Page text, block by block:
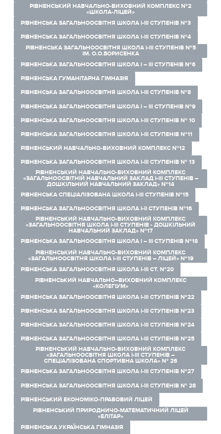
РІВНЕНСЬКИЙ НАВЧАЛЬНО-ВИХОВНИЙ КОМПЛЕКС №2
«ШКОЛА-ЛІЦЕЙ»
РІВНЕНСЬКА ЗАГАЛЬНООСВІТНЯ ШКОЛА І-ІІІ СТУПЕНІВ №3
РІВНЕНСЬКА ЗАГАЛЬНООСВІТНЯ ШКОЛА І-ІІІ СТУПЕНІВ №4
РІВНЕНСЬКА ЗАГАЛЬНООСВІТНЯ ШКОЛА І-ІІІ СТУПЕНІВ №5
ІМ. О.О.БОРИСЕНКА
РІВНЕНСЬКА ЗАГАЛЬНООСВІТНЯ ШКОЛА І – ІІІ СТУПЕНІВ №6
РІВНЕНСЬКА ГУМАНІТАРНА ГІМНАЗІЯ
РІВНЕНСЬКА ЗАГАЛЬНООСВІТНЯ ШКОЛА І-ІІІ СТУПЕНІВ №8
РІВНЕНСЬКА ЗАГАЛЬНООСВІТНЯ ШКОЛА I – III СТУПЕНІВ №9
РІВНЕНСЬКА ЗАГАЛЬНООСВІТНЯ ШКОЛА І-ІІІ СТУПЕНІВ № 10
РІВНЕНСЬКА ЗАГАЛЬНООСВІТНЯ ШКОЛА І-ІІІ СТУПЕНІВ №11
РІВНЕНСЬКИЙ НАВЧАЛЬНО-ВИХОВНИЙ КОМПЛЕКС №12
РІВНЕНСЬКА ЗАГАЛЬНООСВІТНЯ ШКОЛА І-ІІІ СТУПЕНІВ № 13
РІВНЕНСЬКИЙ НАВЧАЛЬНО-ВИХОВНИЙ КОМПЛЕКС
«ЗАГАЛЬНООСВІТНІЙ НАВЧАЛЬНИЙ ЗАКЛАД І-ІІІ СТУПЕНІВ –
ДОШКІЛЬНИЙ НАВЧАЛЬНИЙ ЗАКЛАД» №14
РІВНЕНСЬКА СПЕЦІАЛІЗОВАНА ШКОЛА І-ІІІ СТУПЕНІВ №15
РІВНЕНСЬКА ЗАГАЛЬНООСВІТНЯ ШКОЛА І-ІІ СТУПЕНІВ №16
РІВНЕНСЬКИЙ НАВЧАЛЬНО-ВИХОВНИЙ КОМПЛЕКС
«ЗАГАЛЬНООСВІТНЯ ШКОЛА І-ІІІ СТУПЕНІВ - ДОШКІЛЬНИЙ
НАВЧАЛЬНИЙ ЗАКЛАД» №17
РІВНЕНСЬКА ЗАГАЛЬНООСВІТНЯ ШКОЛА І – ІІІ СТУПЕНІВ №18
РІВНЕНСЬКИЙ НАВЧАЛЬНО-ВИХОВНИЙ КОМПЛЕКС
«ЗАГАЛЬНООСВІТНЯ ШКОЛА І-ІІІ СТУПЕНІВ – ЛІЦЕЙ» №19
РІВНЕНСЬКА ЗАГАЛЬНООСВІТНЯ ШКОЛА І-ІІІ СТ. №20
РІВНЕНСЬКИЙ НАВЧАЛЬНО–ВИХОВНИЙ КОМПЛЕКС
«КОЛЕГІУМ»
РІВНЕНСЬКА ЗАГАЛЬНООСВІТНЯ ШКОЛА І-ІІІ СТУПЕНІВ №22
РІВНЕНСЬКА ЗАГАЛЬНООСВІТНЯ ШКОЛА І-ІІІ СТУПЕНІВ №23
РІВНЕНСЬКА ЗАГАЛЬНООСВІТНЯ ШКОЛА І-ІІІ СТУПЕНІВ №24
РІВНЕНСЬКА ЗАГАЛЬНООСВІТНЯ ШКОЛА І-ІІІ СТУПЕНІВ №25
РІВНЕНСЬКИЙ НАВЧАЛЬНО-ВИХОВНИЙ КОМПЛЕКС
«ЗАГАЛЬНООСВІТНЯ ШКОЛА І-ІІІ СТУПЕНІВ –
СПЕЦІАЛІЗОВАНА СПОРТИВНА ШКОЛА» № 26
РІВНЕНСЬКА ЗАГАЛЬНООСВІТНЯ ШКОЛА І-ІІІ СТУПЕНІВ №27
РІВНЕНСЬКА ЗАГАЛЬНООСВІТНЯ ШКОЛА І-ІІІ СТУПЕНІВ № 28
РІВНЕНСЬКИЙ ЕКОНОМІКО-ПРАВОВИЙ ЛІЦЕЙ
РІВНЕНСЬКИЙ ПРИРОДНИЧО-МАТЕМАТИЧНИЙ ЛІЦЕЙ
«ЕЛІТАР»
РІВНЕНСЬКА УКРАЇНСЬКА ГІМНАЗІЯ